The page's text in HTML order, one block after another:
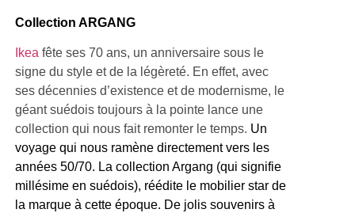
Collection ARGANG
Ikea fête ses 70 ans, un anniversaire sous le
signe du style et de la légèreté. En effet, avec
ses décennies d’existence et de modernisme, le
géant suédois toujours à la pointe lance une
collection qui nous fait remonter le temps. Un
voyage qui nous ramène directement vers les
années 50/70. La collection Argang (qui signifie
millésime en suédois), réédite le mobilier star de
la marque à cette époque. De jolis souvenirs à